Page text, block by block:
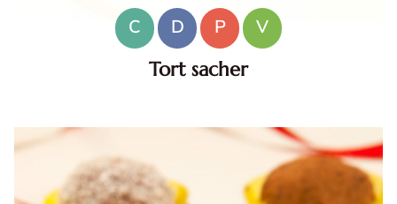
C D P
V
Tort sacher
temperatura camerei. Turnam galbenusurile peste
ciocolata si amestecam bine.